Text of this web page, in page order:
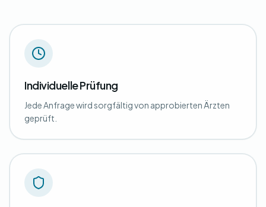
Individuelle Prüfung
Jede Anfrage wird sorgfältig von approbierten Ärzten
geprüft.